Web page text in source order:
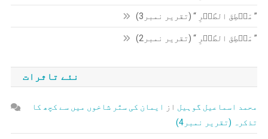
” مَنۡطِقَ الطَّیۡرِ “ (تقریر نمبر3)
” مَنۡطِقَ الطَّیۡرِ “ (تقریر نمبر2)
نئے تاثرات
محمد اسماعیل گوہیل از
ایمان کی ستّر شاخوں میں سے کچھ کا
تذکرہ (تقریر نمبر4)